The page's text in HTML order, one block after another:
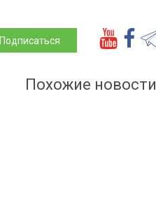
Подписаться
Похожие новости